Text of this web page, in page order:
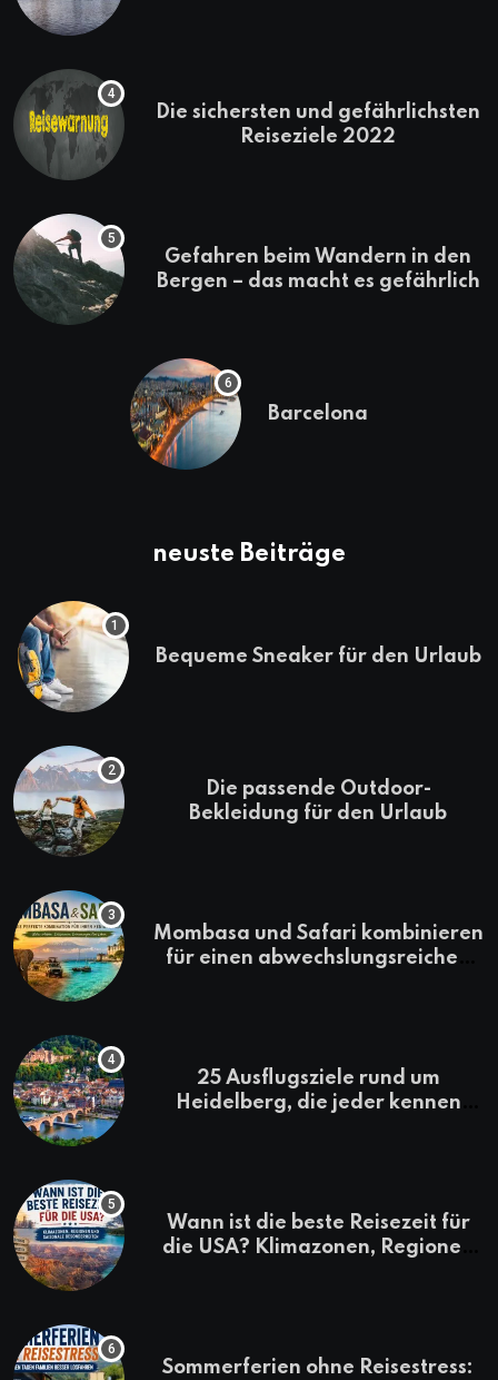
Die sichersten und gefährlichsten
Reiseziele 2022
Gefahren beim Wandern in den
Bergen – das macht es gefährlich
Barcelona
neuste Beiträge
Bequeme Sneaker für den Urlaub
Die passende Outdoor-
Bekleidung für den Urlaub
Mombasa und Safari kombinieren
für einen abwechslungsreichen
25 Ausflugsziele rund um
Heidelberg, die jeder kennen
Wann ist die beste Reisezeit für
die USA? Klimazonen, Regionen
Sommerferien ohne Reisestress: